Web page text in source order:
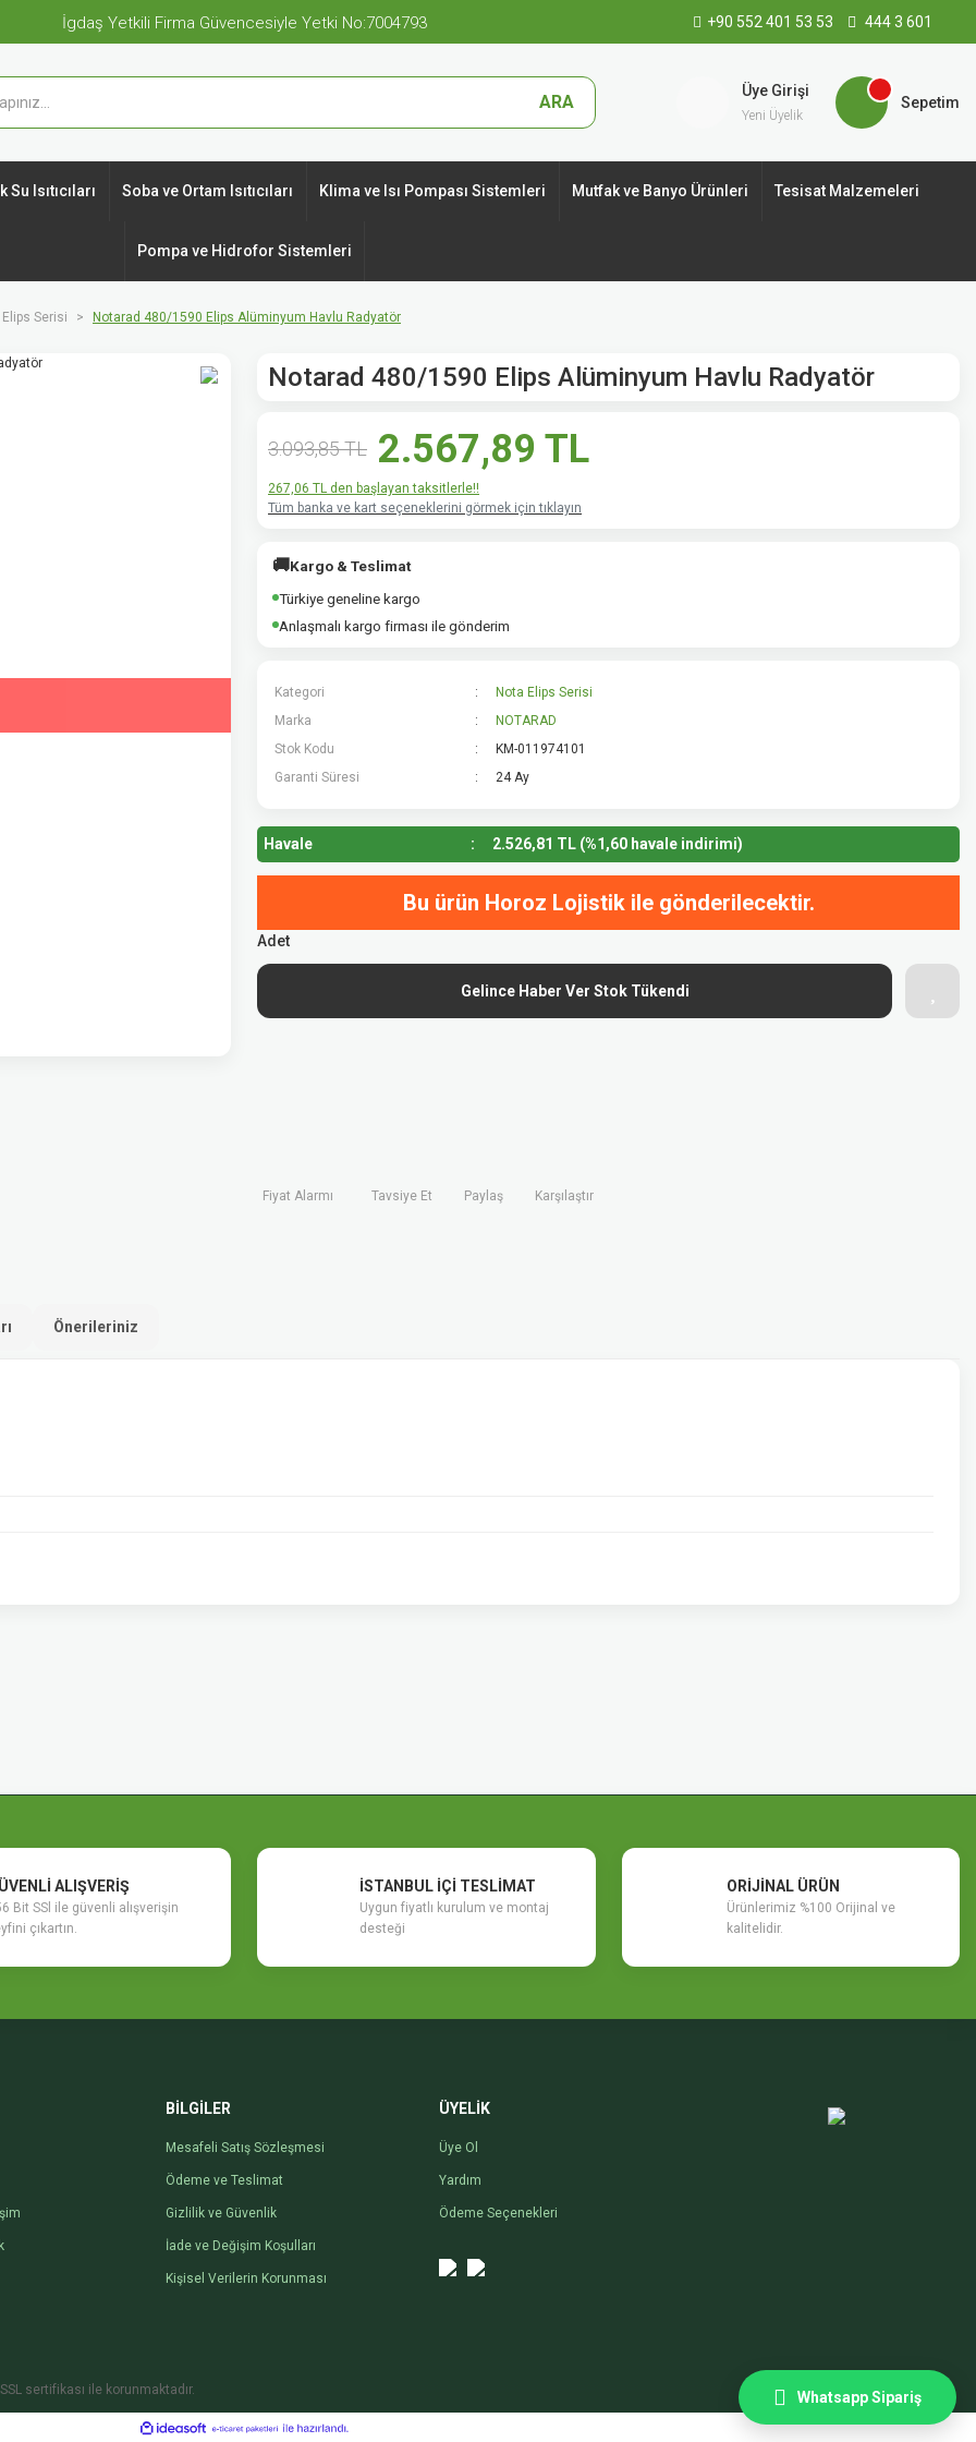
Whatsapp Sipariş
İgdaş Yetkili Firma Güvencesiyle Yetki No:7004793 +90 552 401 53 53 444 3 601
ARA
Üye Girişi
Yeni Üyelik
Sepetim
Su Isıtıcıları Soba ve Ortam Isıtıcıları Klima ve Isı Pompası Sistemleri Mutfak ve Banyo Ürünleri Tesisat Malzemeleri
Pompa ve Hidrofor Sistemleri
Elips Serisi Notarad 480/1590 Elips Alüminyum Havlu Radyatör
Notarad 480/1590 Elips Alüminyum Havlu Radyatör
3.093,85 TL 2.567,89 TL
267,06 TL den başlayan taksitlerle!!
Tüm banka ve kart seçeneklerini görmek için tıklayın
🚚Kargo & Teslimat
Türkiye geneline kargo
Anlaşmalı kargo firması ile gönderim
Kategori
Nota Elips Serisi
Marka
NOTARAD
Stok Kodu
KM-011974101
Garanti Süresi
24 Ay
Havale 2.526,81 TL (%1,60 havale indirimi)
Bu ürün Horoz Lojistik ile gönderilecektir.
Adet
Gelince Haber Ver Stok Tükendi
Fiyat Alarmı Tavsiye Et Paylaş Karşılaştır
Önerileriniz
ALIŞVERİŞ
Bit SSl ile güvenli alışverişin
çıkartın.
İSTANBUL İÇİ TESLİMAT
Uygun fiyatlı kurulum ve montaj
desteği
ORİJİNAL ÜRÜN
Ürünlerimiz %100 Orijinal ve
kalitelidir.
BİLGİLER
Mesafeli Satış Sözleşmesi
Ödeme ve Teslimat
Gizlilik ve Güvenlik
İade ve Değişim Koşulları
Kişisel Verilerin Korunması
ÜYELİK
Üye Ol
Yardım
Ödeme Seçenekleri
sertifikası ile korunmaktadır.
ideasoft
e-